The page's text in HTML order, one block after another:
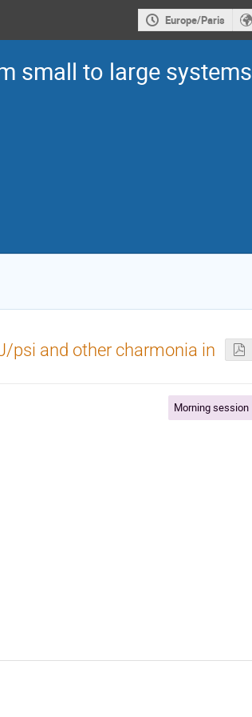
Europe/Paris
small to large systems
psi and other charmonia in
Morning session